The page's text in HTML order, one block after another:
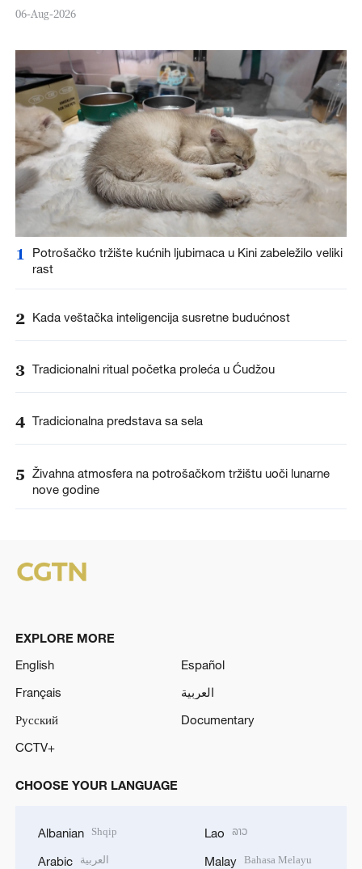
06-Aug-2026
1
Potrošačko tržište kućnih ljubimaca u Kini zabeležilo veliki
rast
2 Kada veštačka inteligencija susretne budućnost
3 Tradicionalni ritual početka proleća u Ćudžou
4 Tradicionalna predstava sa sela
5 Živahna atmosfera na potrošačkom tržištu uoči lunarne
nove godine
EXPLORE MORE
English
Español
Français
العربية
Русский
Documentary
CCTV+
CHOOSE YOUR LANGUAGE
Albanian Shqip
Arabic العربية
Lao ລາວ
Malay Bahasa Melayu